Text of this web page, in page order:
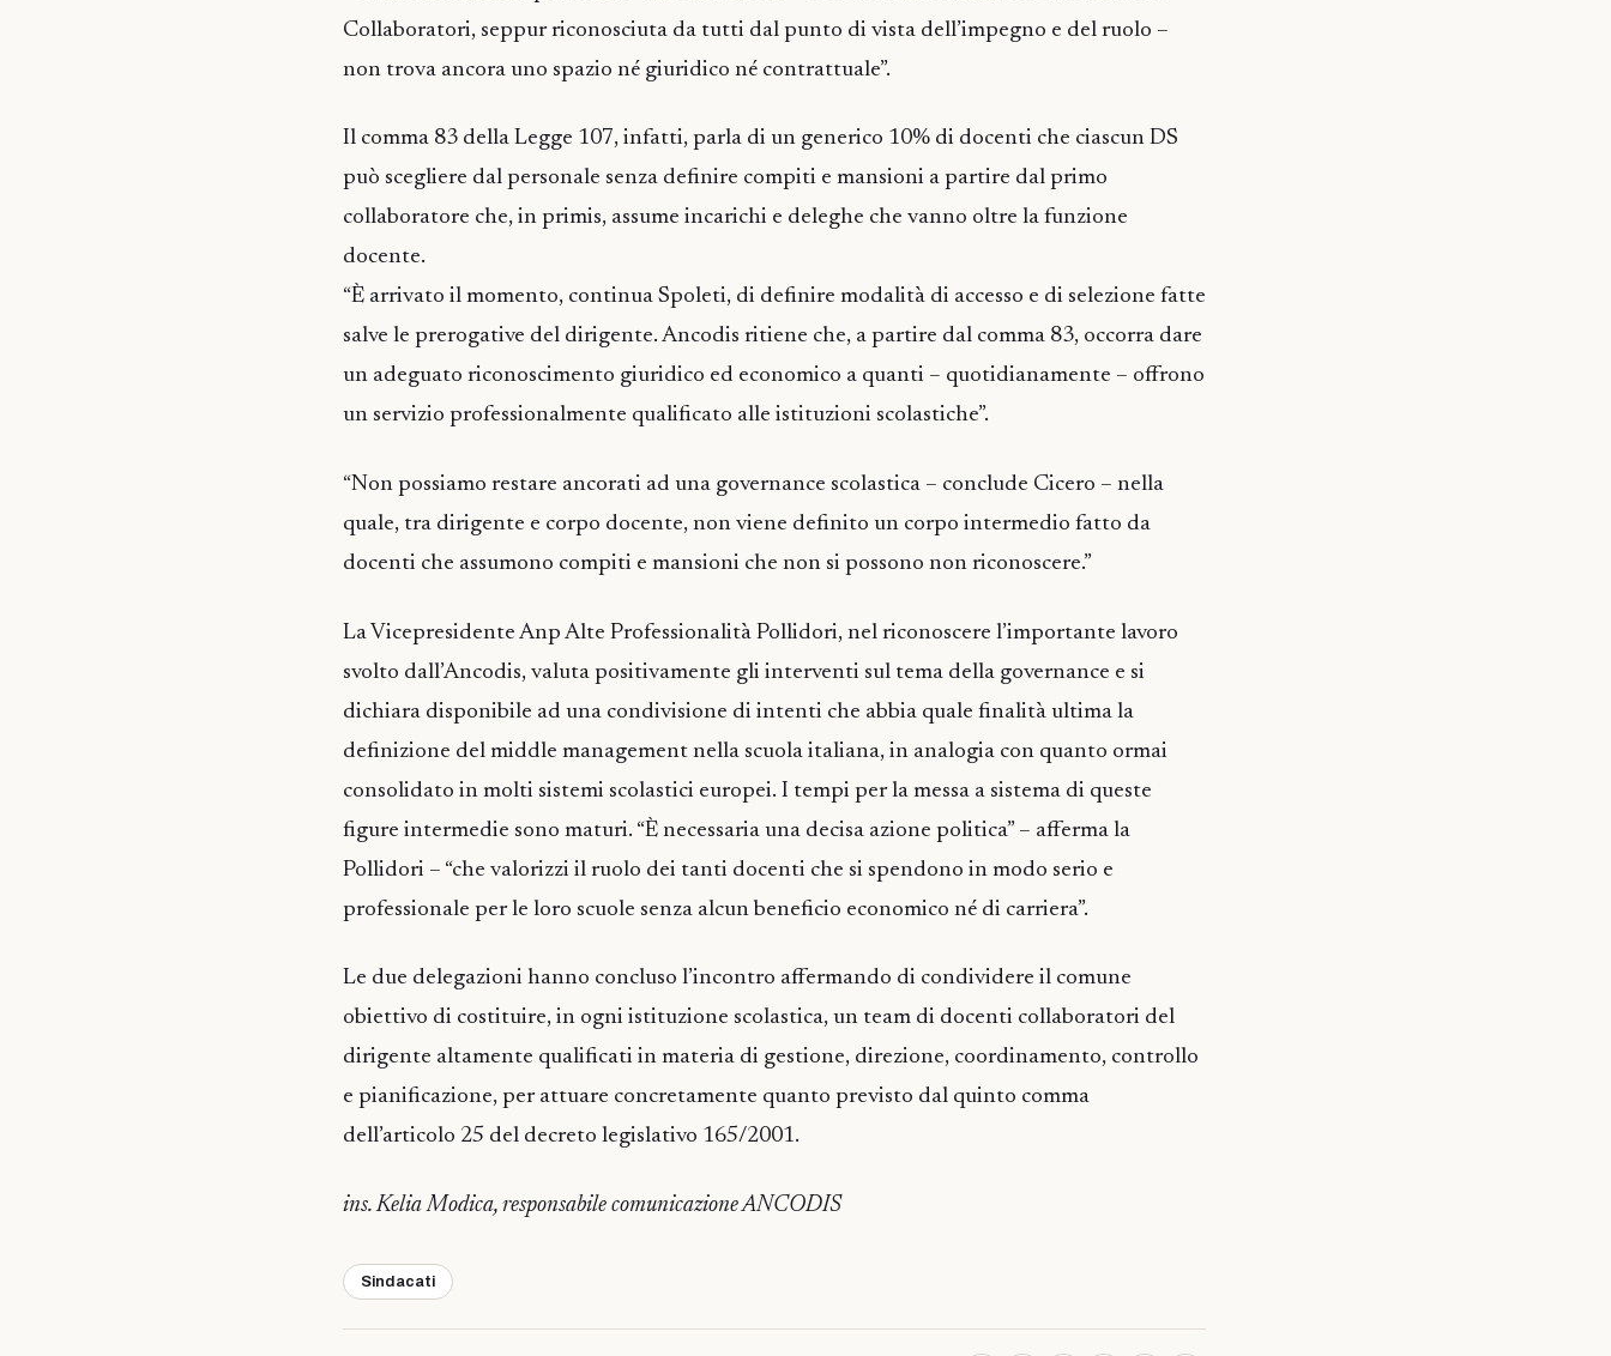
Collaboratori, seppur riconosciuta da tutti dal punto di vista dell’impegno e del ruolo –
non trova ancora uno spazio né giuridico né contrattuale”.
Il comma 83 della Legge 107, infatti, parla di un generico 10% di docenti che ciascun DS
può scegliere dal personale senza definire compiti e mansioni a partire dal primo
collaboratore che, in primis, assume incarichi e deleghe che vanno oltre la funzione
docente.
“È arrivato il momento, continua Spoleti, di definire modalità di accesso e di selezione fatte
salve le prerogative del dirigente. Ancodis ritiene che, a partire dal comma 83, occorra dare
un adeguato riconoscimento giuridico ed economico a quanti – quotidianamente – offrono
un servizio professionalmente qualificato alle istituzioni scolastiche”.
“Non possiamo restare ancorati ad una governance scolastica – conclude Cicero – nella
quale, tra dirigente e corpo docente, non viene definito un corpo intermedio fatto da
docenti che assumono compiti e mansioni che non si possono non riconoscere.”
La Vicepresidente Anp Alte Professionalità Pollidori, nel riconoscere l’importante lavoro
svolto dall’Ancodis, valuta positivamente gli interventi sul tema della governance e si
dichiara disponibile ad una condivisione di intenti che abbia quale finalità ultima la
definizione del middle management nella scuola italiana, in analogia con quanto ormai
consolidato in molti sistemi scolastici europei. I tempi per la messa a sistema di queste
figure intermedie sono maturi. “È necessaria una decisa azione politica” – afferma la
Pollidori – “che valorizzi il ruolo dei tanti docenti che si spendono in modo serio e
professionale per le loro scuole senza alcun beneficio economico né di carriera”.
Le due delegazioni hanno concluso l’incontro affermando di condividere il comune
obiettivo di costituire, in ogni istituzione scolastica, un team di docenti collaboratori del
dirigente altamente qualificati in materia di gestione, direzione, coordinamento, controllo
e pianificazione, per attuare concretamente quanto previsto dal quinto comma
dell’articolo 25 del decreto legislativo 165/2001.
ins. Kelia Modica, responsabile comunicazione ANCODIS
Sindacati